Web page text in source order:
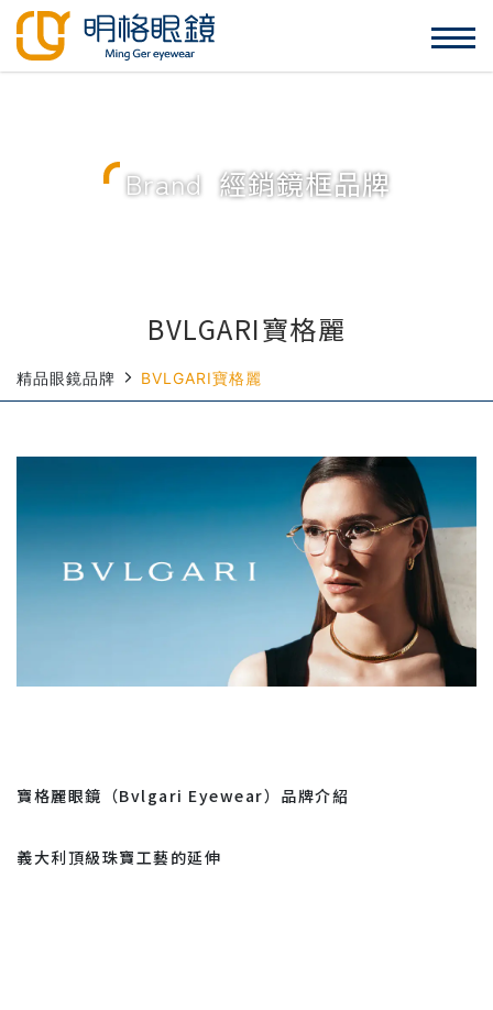
Brand 經銷鏡框品牌
BVLGARI寶格麗
精品眼鏡品牌 BVLGARI寶格麗
寶格麗眼鏡（Bvlgari Eyewear）品牌介紹
義大利頂級珠寶工藝的延伸